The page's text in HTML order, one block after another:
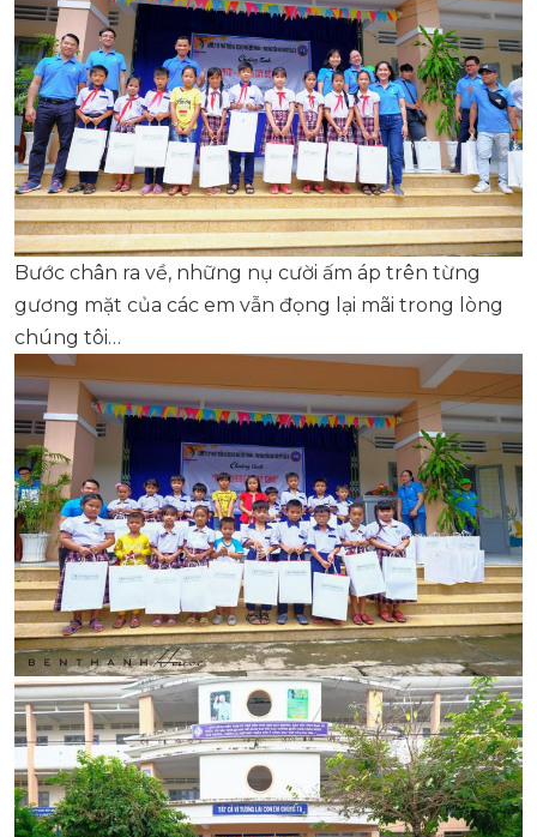
Bước chân ra về, những nụ cười ấm áp trên từng
gương mặt của các em vẫn đọng lại mãi trong lòng
chúng tôi…